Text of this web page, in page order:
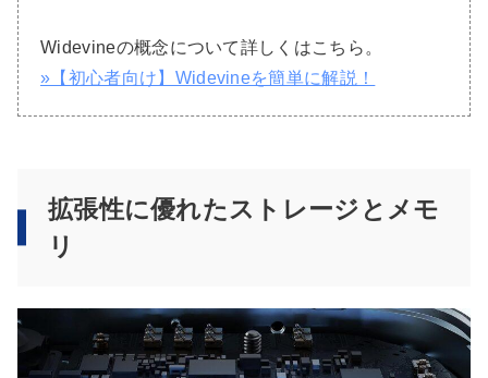
Widevineの概念について詳しくはこちら。
»【初心者向け】Widevineを簡単に解説！
拡張性に優れたストレージとメモ
リ